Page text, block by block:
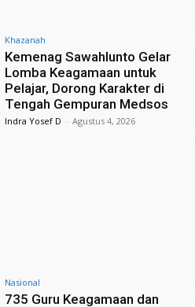
Khazanah
Kemenag Sawahlunto Gelar
Lomba Keagamaan untuk
Pelajar, Dorong Karakter di
Tengah Gempuran Medsos
Indra Yosef D - Agustus 4, 2026
Nasional
735 Guru Keagamaan dan